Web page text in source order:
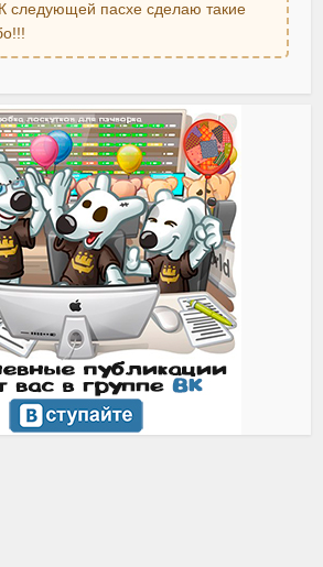
следующей пасхе сделаю такие